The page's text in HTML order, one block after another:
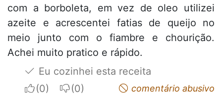
com a borboleta, em vez de oleo utilizei
azeite e acrescentei fatias de queijo no
meio junto com o fiambre e chourição.
Achei muito pratico e rápido.
Eu cozinhei esta receita
I apreciateI do not appreciatecomentário abusivo